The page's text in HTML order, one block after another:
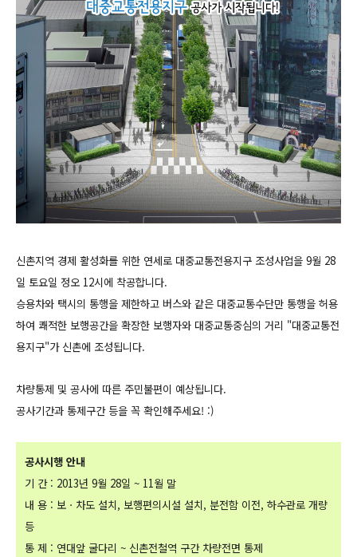
신촌지역 경제 활성화를 위한 연세로 대중교통전용지구 조성사업을 9월 28
일 토요일 정오 12시에 착공합니다.
승용차와 택시의 통행을 제한하고 버스와 같은 대중교통수단만 통행을 허용
하여 쾌적한 보행공간을 확장한 보행자와 대중교통중심의 거리 "대중교통전
용지구"가 신촌에 조성됩니다.
차량통제 및 공사에 따른 주민불편이 예상됩니다.
공사기간과 통제구간 등을 꼭 확인해주세요! :)
공사시행 안내
기 간 : 2013년 9월 28일 ~ 11월 말
내 용 : 보ㆍ차도 설치, 보행편의시설 설치, 분전함 이전, 하수관로 개량
등
통 제 : 연대앞 굴다리 ~ 신촌전철역 구간 차량전면 통제